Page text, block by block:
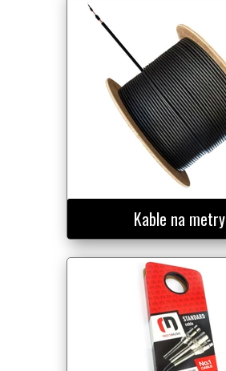
Kable na metry